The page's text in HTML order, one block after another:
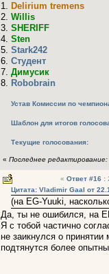
1. Delirium tremens
2. Willis
3. SHERIFF
4. Sten
5. Stark242
6. Студент
7. Димусик
8. Robobrain
Устав Комиссии по
Шаблон для итогов
Текущие голосования:
« Последнее
« Ответ #16 :
Цитата: Vladimir Gaal от
(на EG-Yuuki,
Да, ты не ошибился, на
Я с тобой частично
не заикнулся о принятии
подтянутся более